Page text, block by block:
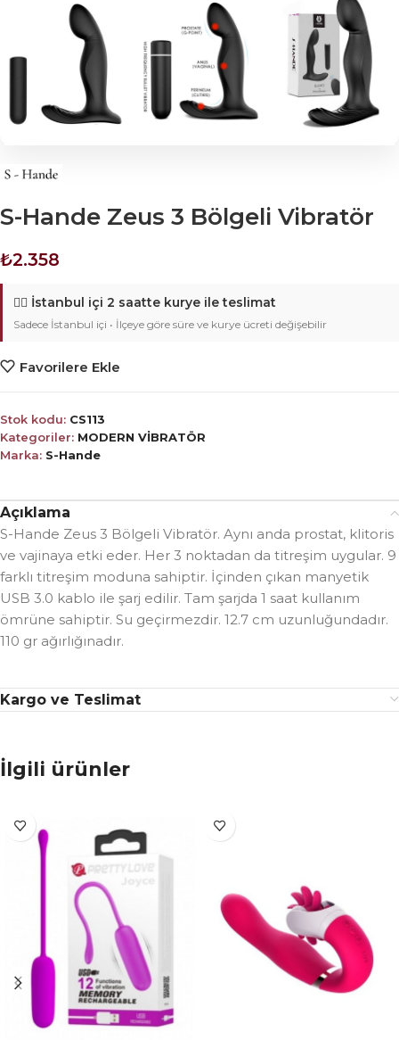
S-Hande Zeus 3 Bölgeli Vibratör
₺2.358
🚴‍♂️ İstanbul içi 2 saatte kurye ile teslimat
Sadece İstanbul içi • İlçeye göre süre ve kurye ücreti değişebilir
Favorilere Ekle
Stok kodu: CS113
Kategoriler: MODERN VİBRATÖR
Marka: S-Hande
Açıklama
S-Hande Zeus 3 Bölgeli Vibratör. Aynı anda prostat, klitoris
ve vajinaya etki eder. Her 3 noktadan da titreşim uygular. 9
farklı titreşim moduna sahiptir. İçinden çıkan manyetik
USB 3.0 kablo ile şarj edilir. Tam şarjda 1 saat kullanım
ömrüne sahiptir. Su geçirmezdir. 12.7 cm uzunluğundadır.
110 gr ağırlığınadır.
Kargo ve Teslimat
İlgili ürünler